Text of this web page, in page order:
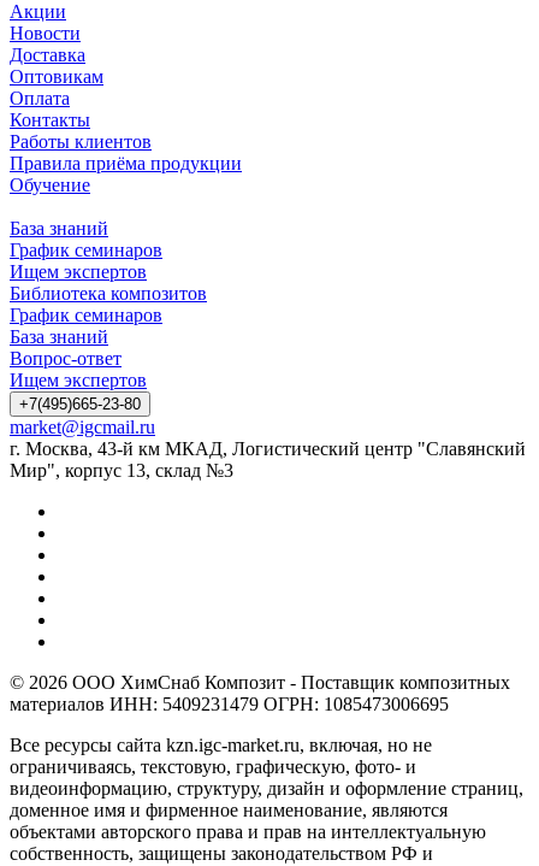
Акции
Новости
Доставка
Оптовикам
Оплата
Контакты
Работы клиентов
Правила приёма продукции
Обучение
База знаний
График семинаров
Ищем экспертов
Библиотека композитов
График семинаров
База знаний
Вопрос-ответ
Ищем экспертов
+7(495)665-23-80
market@igcmail.ru
г. Москва, 43-й км МКАД, Логистический центр "Славянский
Мир", корпус 13, склад №3
© 2026 ООО ХимСнаб Композит - Поставщик композитных
материалов ИНН: 5409231479 ОГРН: 1085473006695
Все ресурсы сайта kzn.igc-market.ru, включая, но не
ограничиваясь, текстовую, графическую, фото- и
видеоинформацию, структуру, дизайн и оформление страниц,
доменное имя и фирменное наименование, являются
объектами авторского права и прав на интеллектуальную
собственность, защищены законодательством РФ и